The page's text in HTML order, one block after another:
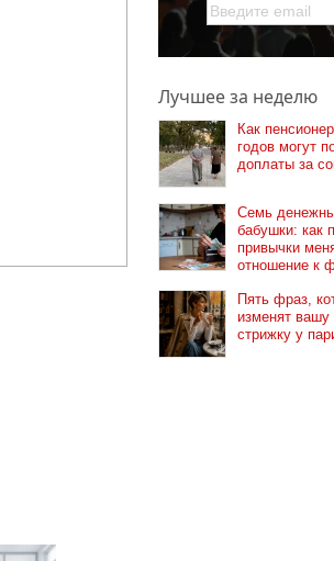
Лучшее за неделю
Как
годов могут
доплаты за
Семь
бабушки: как
привычки
отношение к
Пять фраз,
изменят вашу
стрижку у